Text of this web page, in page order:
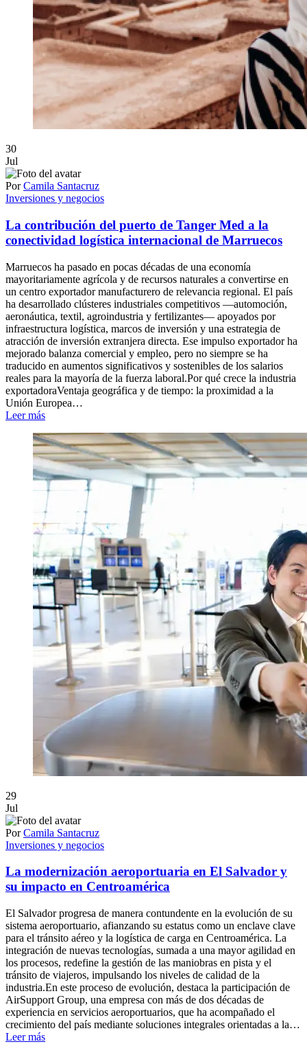
30
Jul
PorCamila Santacruz
Inversiones y negocios
La contribución del puerto de Tanger Med a la
conectividad logística internacional de Marruecos
Marruecos ha pasado en pocas décadas de una economía
mayoritariamente agrícola y de recursos naturales a convertirse en
un centro exportador manufacturero de relevancia regional. El país
ha desarrollado clústeres industriales competitivos —automoción,
aeronáutica, textil, agroindustria y fertilizantes— apoyados por
infraestructura logística, marcos de inversión y una estrategia de
atracción de inversión extranjera directa. Ese impulso exportador ha
mejorado balanza comercial y empleo, pero no siempre se ha
traducido en aumentos significativos y sostenibles de los salarios
reales para la mayoría de la fuerza laboral.Por qué crece la industria
exportadoraVentaja geográfica y de tiempo: la proximidad a la
Unión Europea…
Leer más
29
Jul
PorCamila Santacruz
Inversiones y negocios
La modernización aeroportuaria en El Salvador y
su impacto en Centroamérica
El Salvador progresa de manera contundente en la evolución de su
sistema aeroportuario, afianzando su estatus como un enclave clave
para el tránsito aéreo y la logística de carga en Centroamérica. La
integración de nuevas tecnologías, sumada a una mayor agilidad en
los procesos, redefine la gestión de las maniobras en pista y el
tránsito de viajeros, impulsando los niveles de calidad de la
industria.En este proceso de evolución, destaca la participación de
AirSupport Group, una empresa con más de dos décadas de
experiencia en servicios aeroportuarios, que ha acompañado el
crecimiento del país mediante soluciones integrales orientadas a la…
Leer más